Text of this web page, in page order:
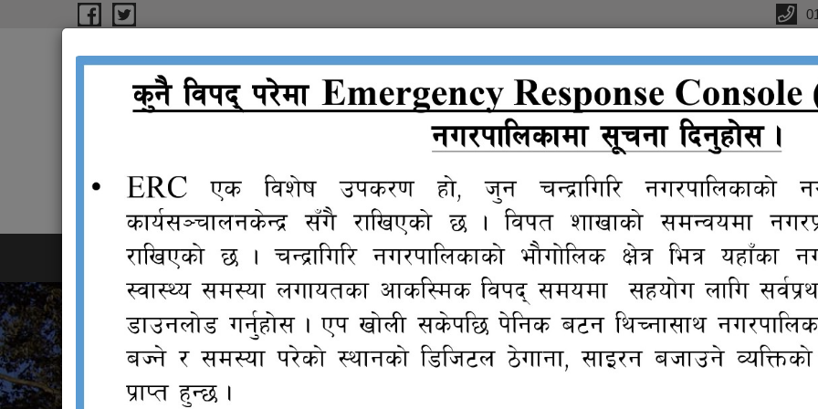
Skip to main content
चन्द्रागिरि नगरपालिका कार्यालय
rüflu/L gu/kflnsF ðFs‹ly
संगालो समिति जानकारी शुसासन सेवा
ताजा खबर
चन्द्रागिरि नगरपालिका क्षेत्र भित्रको